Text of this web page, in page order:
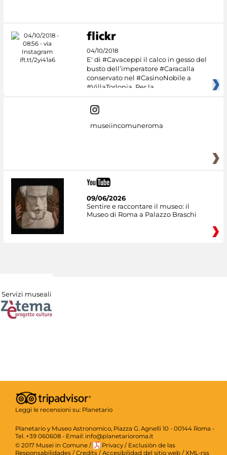
04/10/2018
E' di #Cavaceppi il calco in gesso del
busto dell’imperatore #Caracalla
conservato nel #CasinoNobile a
#VillaTorlonia. Per la
museiincomuneroma
09/06/2026
Sentire e raccontare il museo: il
Museo di Roma a Palazzo Braschi
Servizi museali
Leggi le recensioni su: Planetario
Planetario y Museo Astronomico, Piazza G. Agnelli 10 - 00144 Roma -
Tel. +39 060608 - Email: info@planetarioroma.it
© 2017 Musei in Comune / Privacy / Exclusiòn de las
Responsabilidades / Credits / Accesibilidad del sitio web / XML-rss